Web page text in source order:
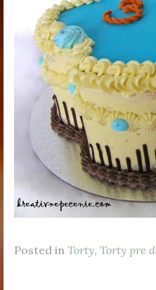
Posted in Torty, Torty pre